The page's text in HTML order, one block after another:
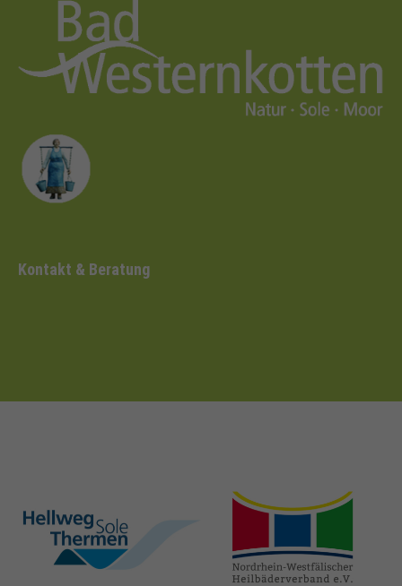
Kontakt & Beratung
hellweg-sole-
thermen.de
heilbaeder.de